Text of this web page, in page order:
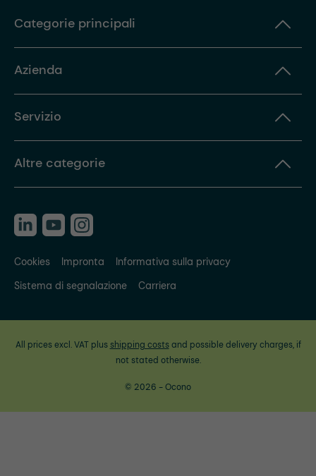
Categorie principali
Azienda
Servizio
Altre categorie
Cookies Impronta
Informativa sulla privacy
Sistema di segnalazione
Carriera
All prices excl. VAT plus shipping costsand possible delivery charges, if
not stated otherwise.
© 2026 - Ocono